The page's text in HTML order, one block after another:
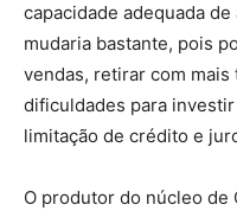
capacidade adequada
mudaria bastante, pois
vendas, retirar com
dificuldades para
limitação de crédito e
O produtor do núcleo de